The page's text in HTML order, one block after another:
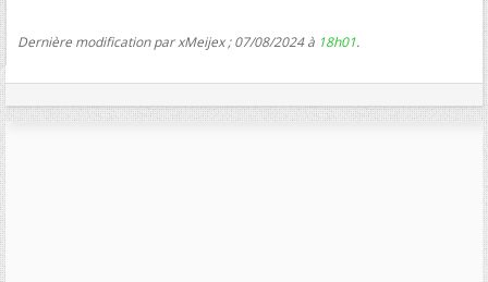
Dernière modification par xMeijex ; 07/08/2024 à 18h01.